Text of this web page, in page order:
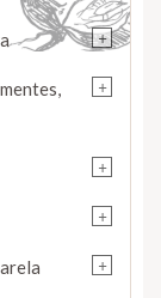
+
+
+
+
+